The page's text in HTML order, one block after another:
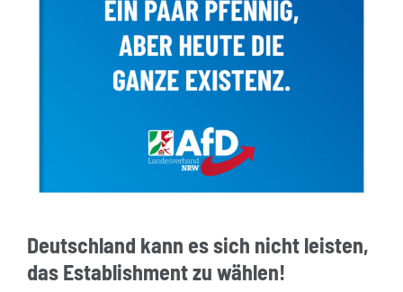
Deutschland kann es sich nicht leisten,
das Establishment zu wählen!